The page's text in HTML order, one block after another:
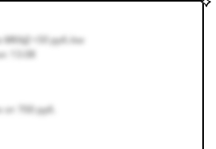
МКАД +50руб. /км
13.08
700 руб.